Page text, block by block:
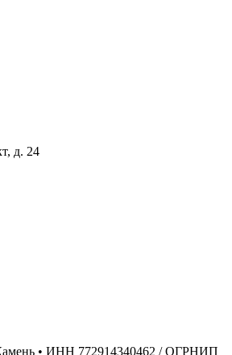
д. 24
• ИНН 772914340462 / ОГРНИП